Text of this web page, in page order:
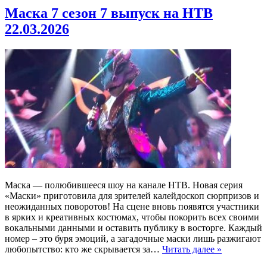
Маска 7 сезон 7 выпуск на НТВ
22.03.2026
Маска — полюбившееся шоу на канале НТВ. Новая серия
«Маски» приготовила для зрителей калейдоскоп сюрпризов и
неожиданных поворотов! На сцене вновь появятся участники
в ярких и креативных костюмах, чтобы покорить всех своими
вокальными данными и оставить публику в восторге. Каждый
номер – это буря эмоций, а загадочные маски лишь разжигают
любопытство: кто же скрывается за… Читать далее »